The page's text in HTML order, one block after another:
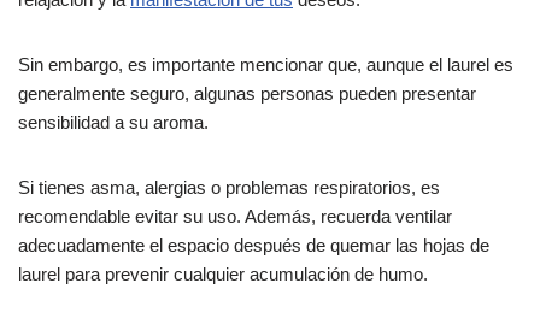
Sin embargo, es importante mencionar que, aunque el laurel es
generalmente seguro, algunas personas pueden presentar
sensibilidad a su aroma.
Si tienes asma, alergias o problemas respiratorios, es
recomendable evitar su uso. Además, recuerda ventilar
adecuadamente el espacio después de quemar las hojas de
laurel para prevenir cualquier acumulación de humo.